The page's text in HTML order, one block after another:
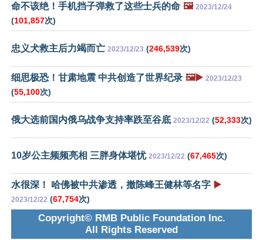
命不该绝！手机挡子弹救了这些士兵的命 🖼️ 2023/12/24
(101,857次)
忠义犬救主后力竭而亡 2023/12/23 (246,539次)
细思极恐！甘肃地震 中共创造了世界纪录 🖼️▶️ 2023/12/23
(55,100次)
俄大选前国内俄乌战争支持率跌至谷底 2023/12/22 (52,333次)
10岁公主频频亮相 三胖身体堪忧 2023/12/22 (67,465次)
水很深！ 哈佛被中共渗透，撤陈峰王健林等名字 ▶️
2023/12/22 (67,754次)
Copyright© RMB Public Foundation Inc.
All Rights Reserved